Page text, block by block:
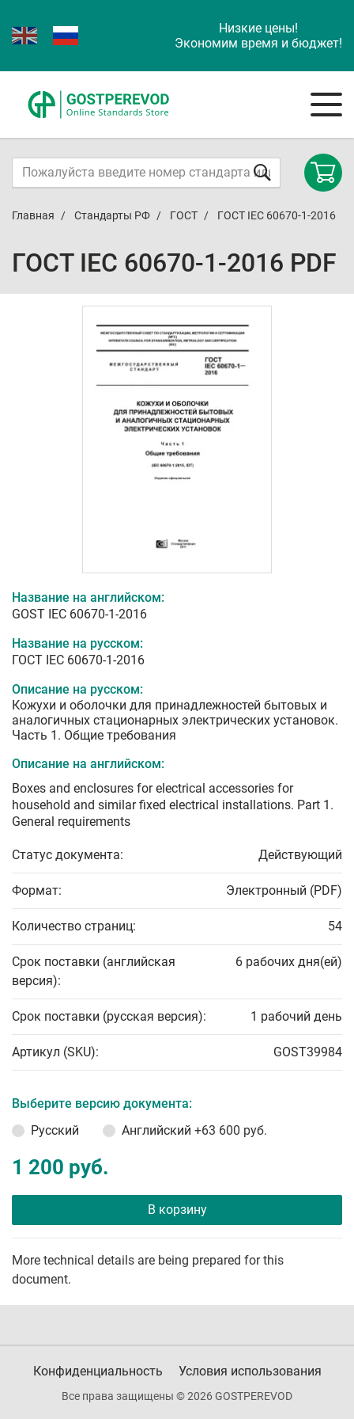
Низкие цены!
Экономим время и бюджет!
Главная Стандарты РФ ГОСТ ГОСТ IEC 60670-1-2016
ГОСТ IEC 60670-1-2016 PDF
Название на английском:
GOST IEC 60670-1-2016
Название на русском:
ГОСТ IEC 60670-1-2016
Описание на русском:
Кожухи и оболочки для принадлежностей бытовых и
аналогичных стационарных электрических установок.
Часть 1. Общие требования
Описание на английском:
Boxes and enclosures for electrical accessories for
household and similar fixed electrical installations. Part 1.
General requirements
Статус документа: Действующий
Формат: Электронный (PDF)
Количество страниц: 54
Срок поставки (английская
версия):
6 рабочих дня(ей)
Срок поставки (русская версия): 1 рабочий день
Артикул (SKU): GOST39984
Выберите версию документа:
Русский
Английский +63 600 руб.
1 200 руб.
В корзину
More technical details are being prepared for this
document.
Конфиденциальность Условия использования
Все права защищены © 2026 GOSTPEREVOD